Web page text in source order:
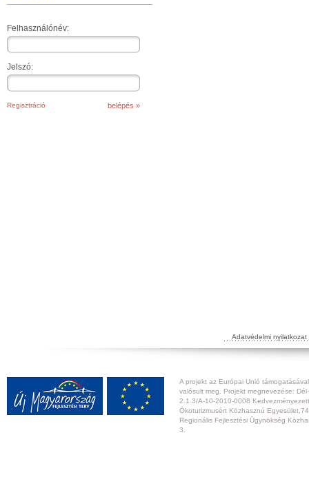
Felhasználónév:
Jelszó:
Regisztráció
Adatvédelmi nyilatkozat
A projekt az Európai Unió
valósult meg. Projekt megnevezése:
2.1.3/A-10-2010-0008
Ökoturizmusért Közhasznú
Regionális Fejlesztési Ügynökség
3.